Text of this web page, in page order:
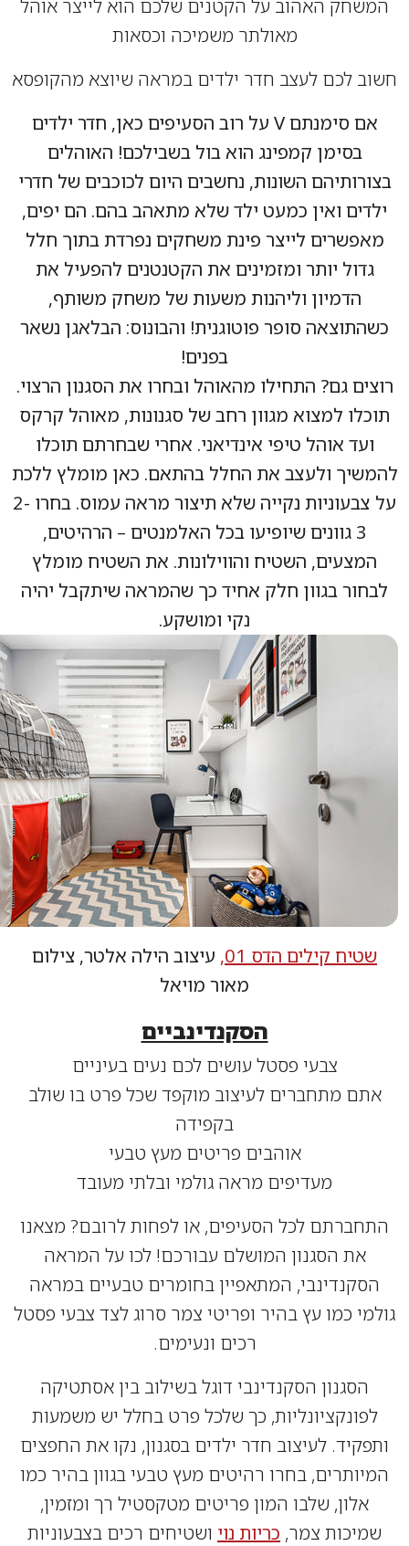
האהוב על הקטנים שלכם הוא לייצר אוהל
מאולתר משמיכה וכסאות
לכם לעצב חדר ילדים במראה שיוצא מהקופסא
אם סימנתם V על רוב הסעיפים כאן, חדר ילדים
בסימן קמפינג הוא בול בשבילכם! האוהלים
השונות, נחשבים היום לכוכבים של חדרי
ואין כמעט ילד שלא מתאהב בהם. הם יפים,
לייצר פינת משחקים נפרדת בתוך חלל
יותר ומזמינים את הקטנטנים להפעיל את
הדמיון וליהנות משעות של משחק משותף,
סופר פוטוגנית! והבונוס: הבלאגן נשאר
בפנים!
גם? התחילו מהאוהל ובחרו את הסגנון הרצוי.
למצוא מגוון רחב של סגנונות, מאוהל קרקס
אוהל טיפי אינדיאני. אחרי שבחרתם תוכלו
ולעצב את החלל בהתאם. כאן מומלץ ללכת
על צבעוניות נקייה שלא תיצור מראה עמוס. בחרו 2-
3 גוונים שיופיעו בכל האלמנטים – הרהיטים,
השטיח והווילונות. את השטיח מומלץ
בגוון חלק אחיד כך שהמראה שיתקבל יהיה
נקי ומושקע.
קילים הדס 01,
עיצוב הילה אלטר, צילום
מאור מויאל
הסקנדינביים
צבעי פסטל עושים לכם נעים בעיניים
מתחברים לעיצוב מוקפד שכל פרט בו שולב
בקפידה
אוהבים פריטים מעץ טבעי
מעדיפים מראה גולמי ובלתי מעובד
לכל הסעיפים, או לפחות לרובם? מצאנו
את הסגנון המושלם עבורכם! לכו על המראה
המתאפיין בחומרים טבעיים במראה
כמו עץ בהיר ופריטי צמר סרוג לצד צבעי פסטל
רכים ונעימים.
הסגנון הסקנדינבי דוגל בשילוב בין אסתטיקה
כך שלכל פרט בחלל יש משמעות
לעיצוב חדר ילדים בסגנון, נקו את החפצים
בחרו רהיטים מעץ טבעי בגוון בהיר כמו
אלון, שלבו המון פריטים מטקסטיל רך ומזמין,
צמר, כריות נויושטיחים רכים בצבעוניות